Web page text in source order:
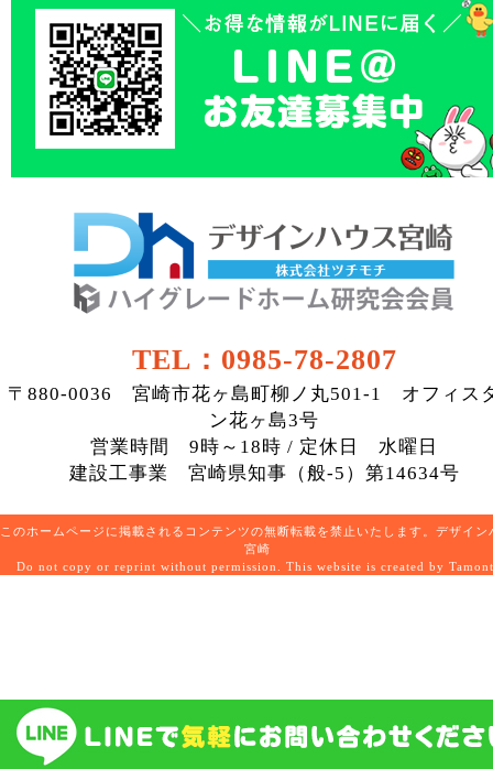
TEL：0985-78-2807
〒880-0036 宮崎市花ヶ島町柳ノ丸501-1 オフィス
ン花ヶ島3号
営業時間 9時～18時 / 定休日 水曜日
建設工事業 宮崎県知事（般-5）第14634号
このホームページに掲載されるコンテンツの無断転載を禁止いたします。デザイン
宮崎
Do not copy or reprint without permission. This website is created by